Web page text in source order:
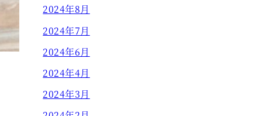
2024年8月
2024年7月
2024年6月
2024年4月
2024年3月